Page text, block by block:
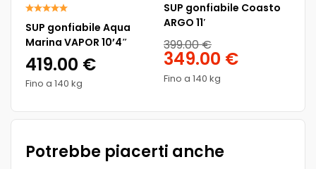
SUP gonfiabile Aqua
Marina VAPOR 10’4″
419.00 €
Fino a 140 kg
SUP gonfiabile Coasto
ARGO 11′
399.00€
349.00 €
Fino a 140 kg
Potrebbe piacerti anche